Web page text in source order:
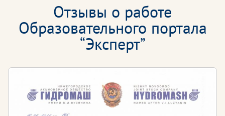
Отзывы о работе
Образовательного портала
“Эксперт”